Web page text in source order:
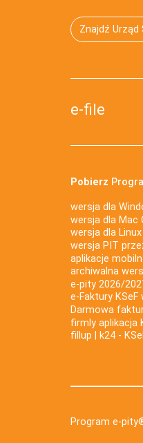
Znajdź Urząd
e-file
Pobierz
wersja dla
wersja dla Mac
wersja dla Linux
wersja PIT
aplikacje
archiwalna
e-pity 2026/
e‑Faktury KSeF
Darmowa
firmly aplikacja
fillup | k24 -
Program e-